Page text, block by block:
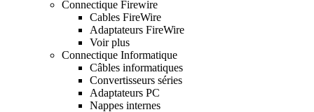
Connectique Firewire
Cables FireWire
Adaptateurs FireWire
Voir plus
Connectique Informatique
Câbles informatiques
Convertisseurs séries
Adaptateurs PC
Nappes internes